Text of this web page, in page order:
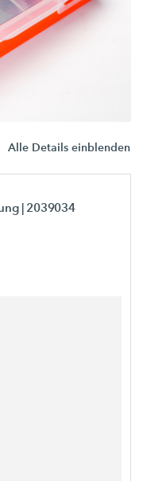
Alle Details einblenden
| 2039034